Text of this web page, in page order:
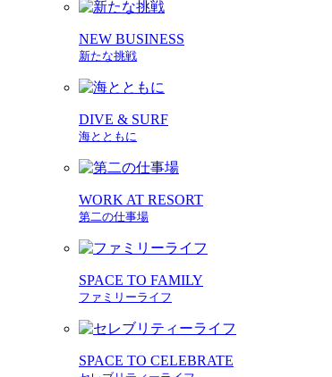
NEW BUSINESS
新たな挑戦
DIVE & SURF
海とともに
WORK AT RESORT
第二の仕事場
SPACE TO FAMILY
ファミリーライフ
SPACE TO CELEBRATE